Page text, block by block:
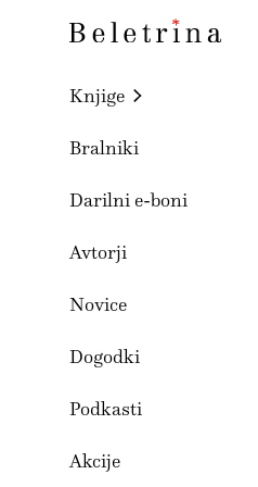
Beletrina
Knjige
Bralniki
Darilni e-boni
Avtorji
Novice
Dogodki
Podkasti
Akcije